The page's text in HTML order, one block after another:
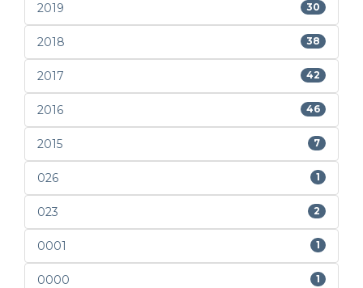
2019 30
2018 38
2017 42
2016 46
2015 7
026 1
023 2
0001 1
0000 1